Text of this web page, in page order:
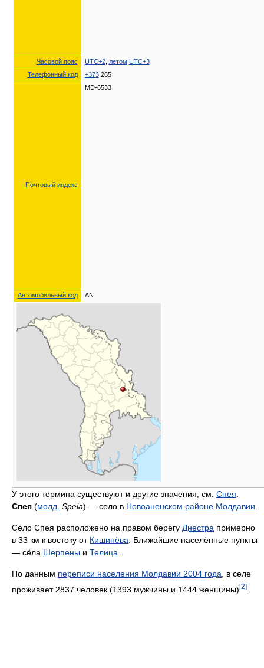
Часовой пояс UTC+2, летом UTC+3
Телефонный код
+373265
Почтовый индекс
MD-6533
Автомобильный код AN
У этого термина существуют и другие значения, см. Спея
Спея (молд. Speia) — село в Новоаненском районе Молдавии
Село Спея расположено на правом берегу Днестра примерно
в 33 км к востоку от Кишинёва . Ближайшие населённые пункты
— сёла Шерпены и Телица
По данным переписи населения Молдавии 2004 года , в селе
проживает 2837 человек (1393 мужчины и 1444 женщины)[2]